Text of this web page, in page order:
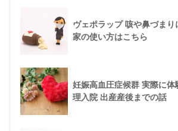
ヴェポラップ 咳や鼻づま
家の使い方はこちら
妊娠高血圧症候群 実際に体
理入院 出産産後までの話